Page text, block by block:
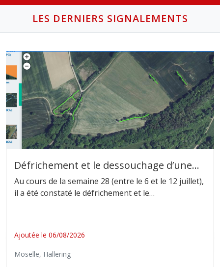
LES DERNIERS SIGNALEMENTS
Défrichement et le dessouchage d’une…
Au cours de la semaine 28 (entre le 6 et le 12 juillet),
il a été constaté le défrichement et le…
Ajoutée le 06/08/2026
Moselle, Hallering